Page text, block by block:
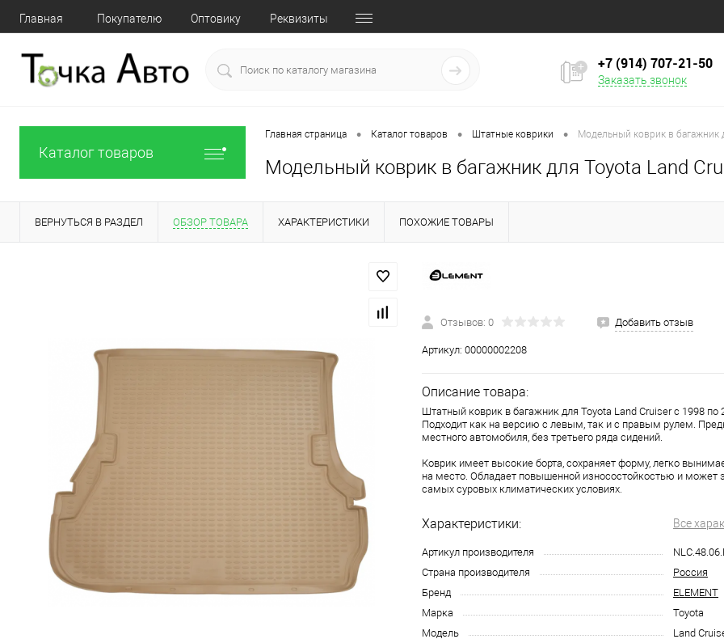
Главная Покупателю Оптовику Реквизиты
+7 (914) 707‒21‒50
Заказать звонок
Каталог товаров
Главная страница • Каталог товаров • Штатные коврики • Модельный коврик в багажник
Модельный коврик в багажник для Toyota Land
ВЕРНУТЬСЯ В РАЗДЕЛ ОБЗОР ТОВАРА ХАРАКТЕРИСТИКИ ПОХОЖИЕ ТОВАРЫ
Отзывов: 0 Добавить отзыв
Артикул: 00000002208
Описание товара:
Штатный коврик в багажник для Toyota Land Cruiser с 1998 по
Подходит как на версию с левым, так и с правым рулем.
местного автомобиля, без третьего ряда сидений.
Коврик имеет высокие борта, сохраняет форму, легко
на место. Обладает повышенной износостойкостью и может
самых суровых климатических условиях.
Характеристики: Все
Артикул производителя
Страна производителя
Россия
Бренд
ELEMENT
Марка
Toyota
Модель
Land